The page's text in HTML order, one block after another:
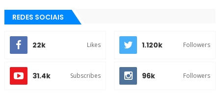
REDES SOCIAIS
22k Likes 1.120k Followers
31.4k Subscribes 96k Followers